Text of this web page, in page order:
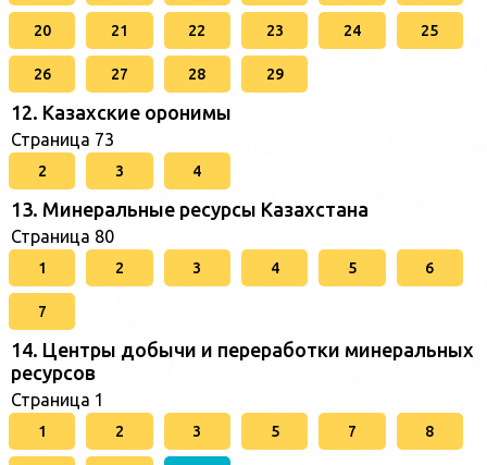
20 21 22 23 24 25
26 27 28 29
12. Казахские оронимы
Страница 73
2 3 4
13. Минеральные ресурсы Казахстана
Страница 80
1 2 3 4 5 6
7
14. Центры добычи и переработки минеральных
ресурсов
Страница 1
1 2 3 5 7 8